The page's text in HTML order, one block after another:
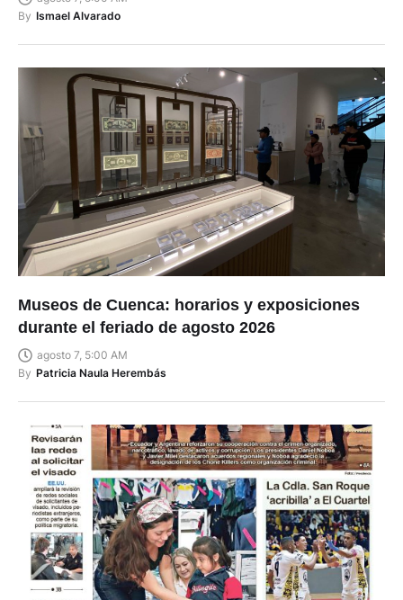
By Ismael Alvarado
Museos de Cuenca: horarios y exposiciones
durante el feriado de agosto 2026
agosto 7, 5:00 AM
By Patricia Naula Herembás